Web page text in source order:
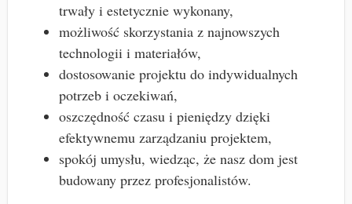
trwały i estetycznie wykonany,
możliwość skorzystania z najnowszych
technologii i materiałów,
dostosowanie projektu do indywidualnych
potrzeb i oczekiwań,
oszczędność czasu i pieniędzy dzięki
efektywnemu zarządzaniu projektem,
spokój umysłu, wiedząc, że nasz dom jest
budowany przez profesjonalistów.